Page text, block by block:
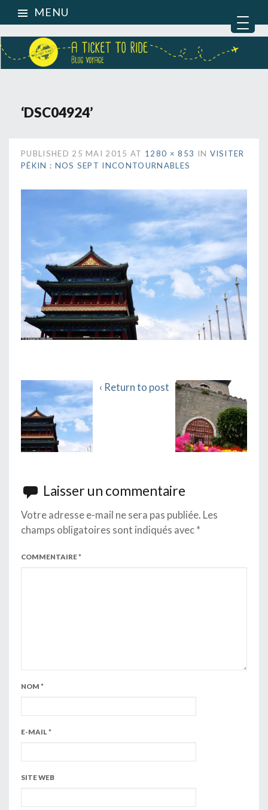
MENU
‘DSC04924’
PUBLISHED 25 MAI 2015 AT 1280 × 853 IN VISITER
PÉKIN : NOS SEPT INCONTOURNABLES
‹ Return to post
Laisser un commentaire
Votre adresse e-mail ne sera pas publiée. Les
champs obligatoires sont indiqués avec *
COMMENTAIRE*
NOM *
E-MAIL *
SITE WEB